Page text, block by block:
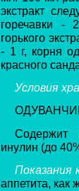
экстракт
горечавки -
горького
- 1 г, корня
красного
Условия
Содержит
инулин (до
Показания
аппетита, как